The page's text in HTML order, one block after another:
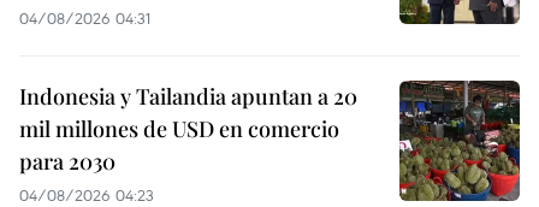
04/08/2026 04:31
Indonesia y Tailandia apuntan a 20
mil millones de USD en comercio
para 2030
04/08/2026 04:23